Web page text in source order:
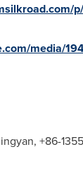
media/
+86-